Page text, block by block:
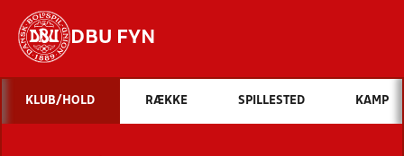
DBU FYN
Hvad vil du søge efter?
INDHOLD OG NYHEDER
KLUB/HOLD RÆKKE SPILLESTED KAMP